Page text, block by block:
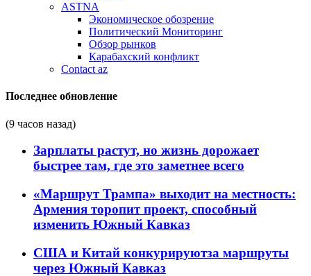
ASTNA
Экономическое обозрение
Политический Мониторинг
Обзор рынков
Карабахский конфликт
Contact az
Последнее обновление
(9 часов назад)
Зарплаты растут, но жизнь дорожает
быстрее там, где это заметнее всего
«Маршрут Трампа» выходит на местность:
Армения торопит проект, способный
изменить Южный Кавказ
США и Китай конкурируютза маршруты
через Южный Кавказ